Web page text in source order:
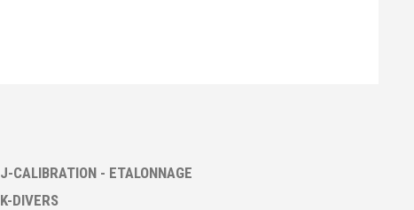
J-CALIBRATION - ETALONNAGE
K-DIVERS